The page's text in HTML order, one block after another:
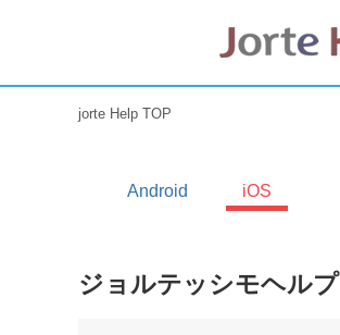
jorte Help TOP
Android iOS
ジョルテッシモヘルプ